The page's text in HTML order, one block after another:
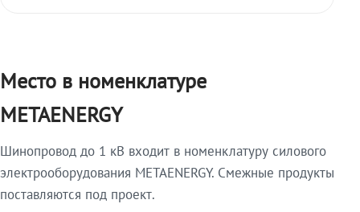
Место в номенклатуре
METAENERGY
Шинопровод до 1 кВ входит в номенклатуру силового
электрооборудования METAENERGY. Смежные продукты
поставляются под проект.